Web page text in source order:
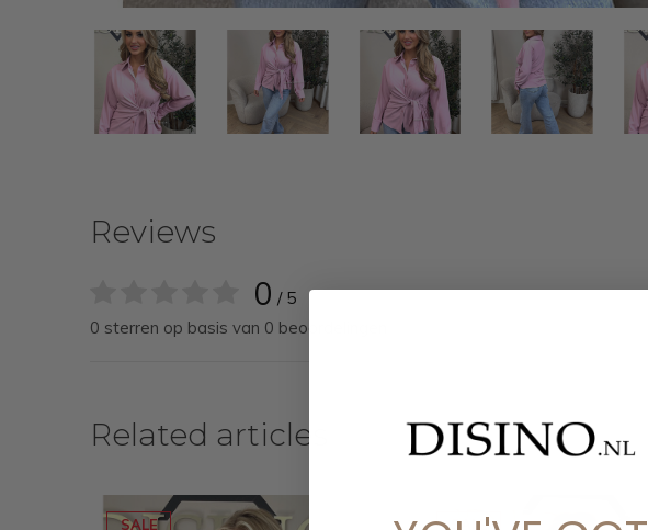
Reviews
0 / 5
0 sterren op basis van 0 beoordelingen
Related articles
SALE
SALE